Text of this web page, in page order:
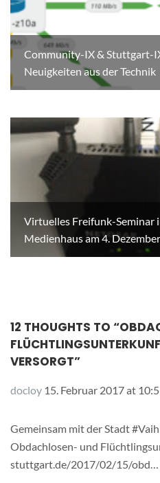
Community-IX & Stuttgart-
Neuigkeiten aus der Technik
Virtuelles Freifunk-Seminar
Medienhaus am 4.
12 THOUGHTS TO “
VERSORGT”
docloy 15. Februar 2017 at
Gemeinsam mit der Stadt
Obdachlosen- und
stuttgart.de/2017/02/15/